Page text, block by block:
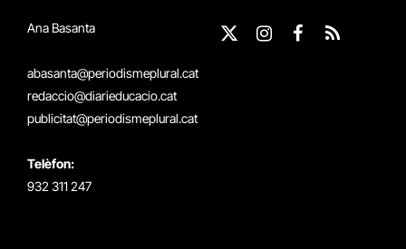
Ana Basanta
abasanta@periodismeplural.cat
redaccio@diarieducacio.cat
publicitat@periodismeplural.cat
Telèfon:
932 311 247
X
Instagram
Facebook
RSS